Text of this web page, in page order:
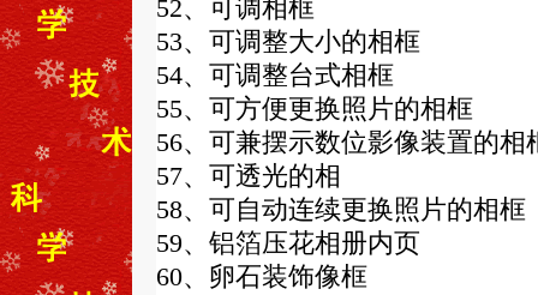
52、可调相框
53、可调整大小的相框
54、可调整台式相框
55、可方便更换照片的相框
56、可兼摆示数位影像装置的相
57、可透光的相
58、可自动连续更换照片的相框
59、铝箔压花相册内页
60、卵石装饰像框